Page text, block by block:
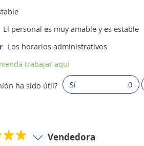
El personal es muy amable y es estable
Los horarios administrativos
trabajar aquí
ha sido útil? Sí 0
Vendedora